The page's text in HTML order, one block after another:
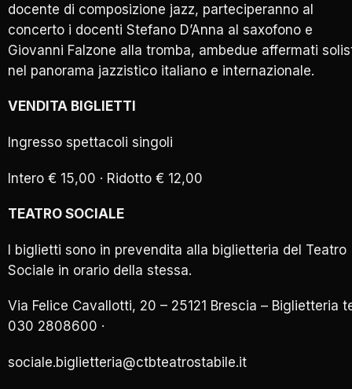
docente di composizione jazz, parteciperanno al
concerto i docenti Stefano D’Anna al saxofono e
Giovanni Falzone alla tromba, ambedue affermati
nel panorama jazzistico italiano e internazionale.
VENDITA BIGLIETTI
Ingresso spettacoli singoli
Intero € 15,00 · Ridotto € 12,00
TEATRO SOCIALE
I biglietti sono in prevendita alla biglietteria del Teatro
Sociale in orario della stessa.
Via Felice Cavallotti, 20 – 25121 Brescia – Biglietteria
030 2808600 ·
sociale.biglietteria@ctbteatrostabile.it